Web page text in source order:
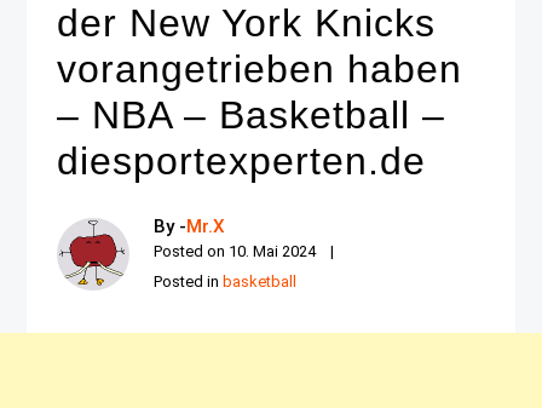
der New York Knicks
vorangetrieben haben
– NBA – Basketball –
diesportexperten.de
By -Mr.X
Posted on 10. Mai 2024
Posted in basketball